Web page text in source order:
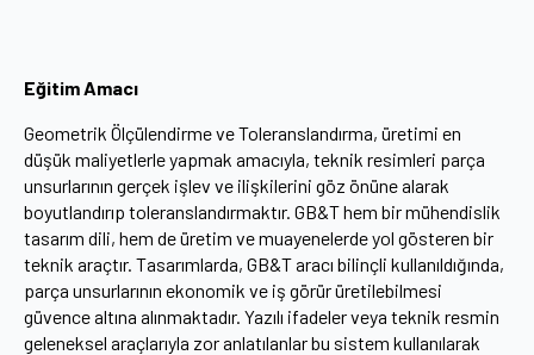
Eğitim Amacı
Geometrik Ölçülendirme ve Toleranslandırma, üretimi en
düşük maliyetlerle yapmak amacıyla, teknik resimleri parça
unsurlarının gerçek işlev ve ilişkilerini göz önüne alarak
boyutlandırıp toleranslandırmaktır. GB&T hem bir mühendislik
tasarım dili, hem de üretim ve muayenelerde yol gösteren bir
teknik araçtır. Tasarımlarda, GB&T aracı bilinçli kullanıldığında,
parça unsurlarının ekonomik ve iş görür üretilebilmesi
güvence altına alınmaktadır. Yazılı ifadeler veya teknik resmin
geleneksel araçlarıyla zor anlatılanlar bu sistem kullanılarak